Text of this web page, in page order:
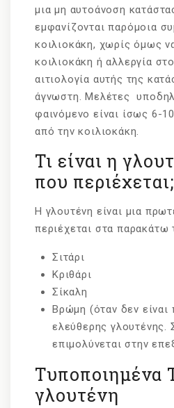
μια μη αυτοάνοση
εμφανίζονται παρόμοια
κοιλιοκάκη, χωρίς όμως
κοιλιοκάκη ή αλλεργία
αιτιολογία αυτής της
άγνωστη. Μελέτες
φαινόμενο είναι ίσως 6-
από την κοιλιοκάκη.
Τι είναι η
που περιέχεται;
Η γλουτένη είναι μια
περιέχεται στα παρακάτω
Σιτάρι
Κριθάρι
Σίκαλη
Βρώμη (όταν δεν είναι
ελεύθερης γλουτένης.
επιμολύνεται στην
Τυποποιημένα
γλουτένη